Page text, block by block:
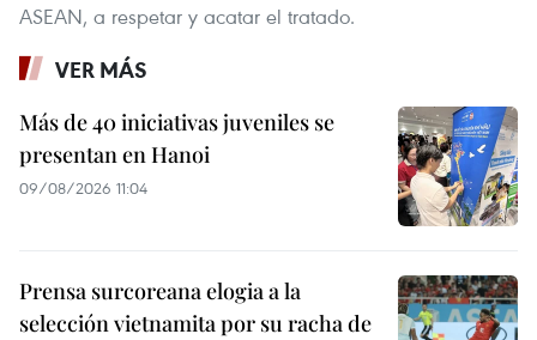
ASEAN, a respetar y acatar el tratado.
VER MÁS
Más de 40 iniciativas juveniles se
presentan en Hanoi
09/08/2026 11:04
Prensa surcoreana elogia a la
selección vietnamita por su racha de